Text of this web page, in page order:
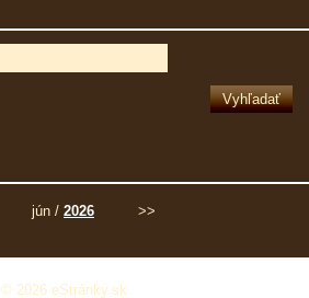
jún / 2026 >>
© 2026 eStránky.sk